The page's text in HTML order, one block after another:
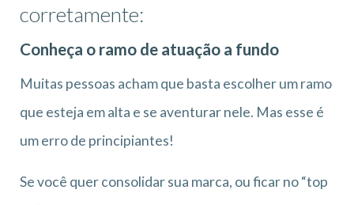
corretamente:
Conheça o ramo de atuação a fundo
Muitas pessoas acham que basta escolher um ramo
que esteja em alta e se aventurar nele. Mas esse é
um erro de principiantes!
Se você quer consolidar sua marca, ou ficar no “top